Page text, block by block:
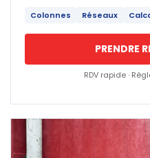
Colonnes Réseaux
PRENDRE
RDV rapide ·